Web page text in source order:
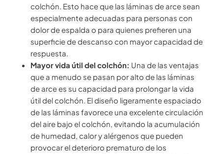
colchón. Esto hace que las láminas de arce sean
especialmente adecuadas para personas con
dolor de espalda o para quienes prefieren una
superficie de descanso con mayor capacidad de
respuesta.
Mayor vida útil del colchón: Una de las ventajas
que a menudo se pasan por alto de las láminas
de arce es su capacidad para prolongar la vida
útil del colchón. El diseño ligeramente espaciado
de las láminas favorece una excelente circulación
del aire bajo el colchón, evitando la acumulación
de humedad, calor y alérgenos que pueden
provocar el deterioro prematuro de los